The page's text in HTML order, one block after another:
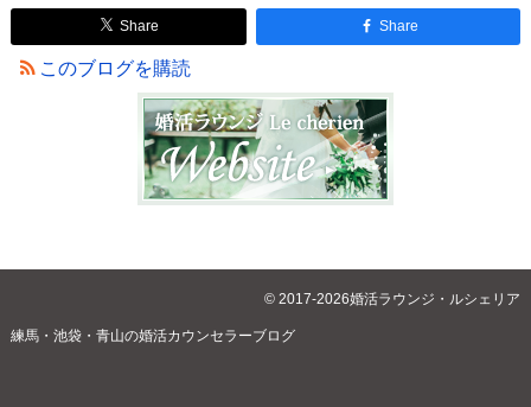
Share Share
このブログを購読
© 2017-2026婚活ラウンジ・ルシェリア
練馬・池袋・青山の婚活カウンセラーブログ